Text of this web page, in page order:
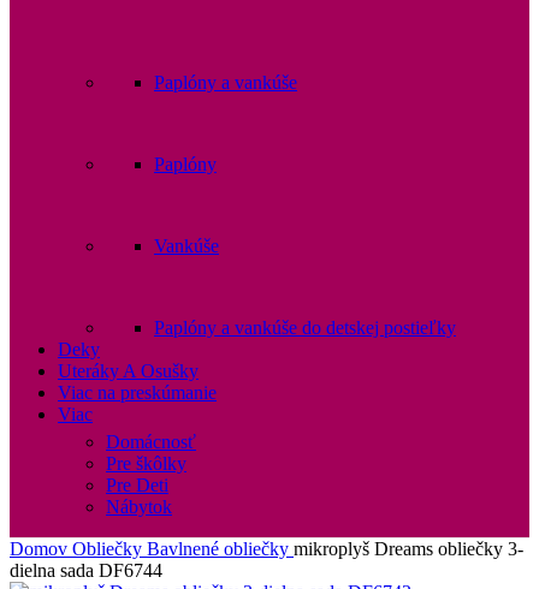
Paplóny a vankúše
Paplóny
Vankúše
Paplóny a vankúše do detskej postieľky
Deky
Uteráky A Osušky
Viac na preskúmanie
Viac
Domácnosť
Pre škôlky
Pre Deti
Nábytok
Domov Obliečky Bavlnené obliečky mikroplyš Dreams obliečky 3-
dielna sada DF6744